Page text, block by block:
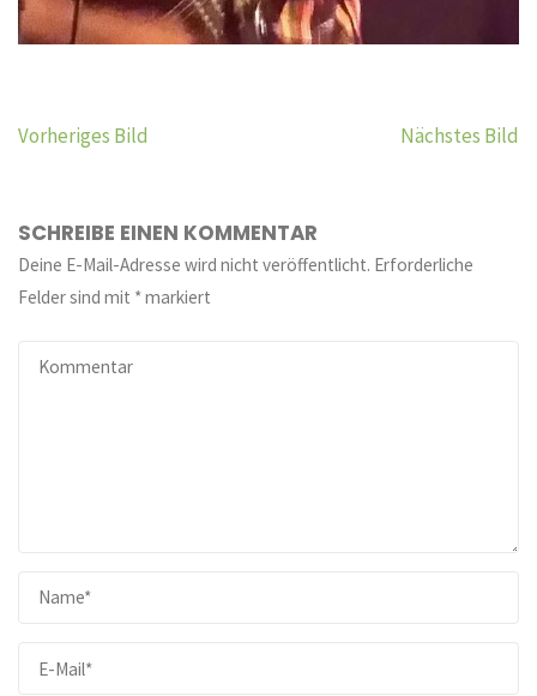
Vorheriges Bild Nächstes Bild
SCHREIBE EINEN KOMMENTAR
Deine E-Mail-Adresse wird nicht veröffentlicht. Erforderliche
Felder sind mit *markiert